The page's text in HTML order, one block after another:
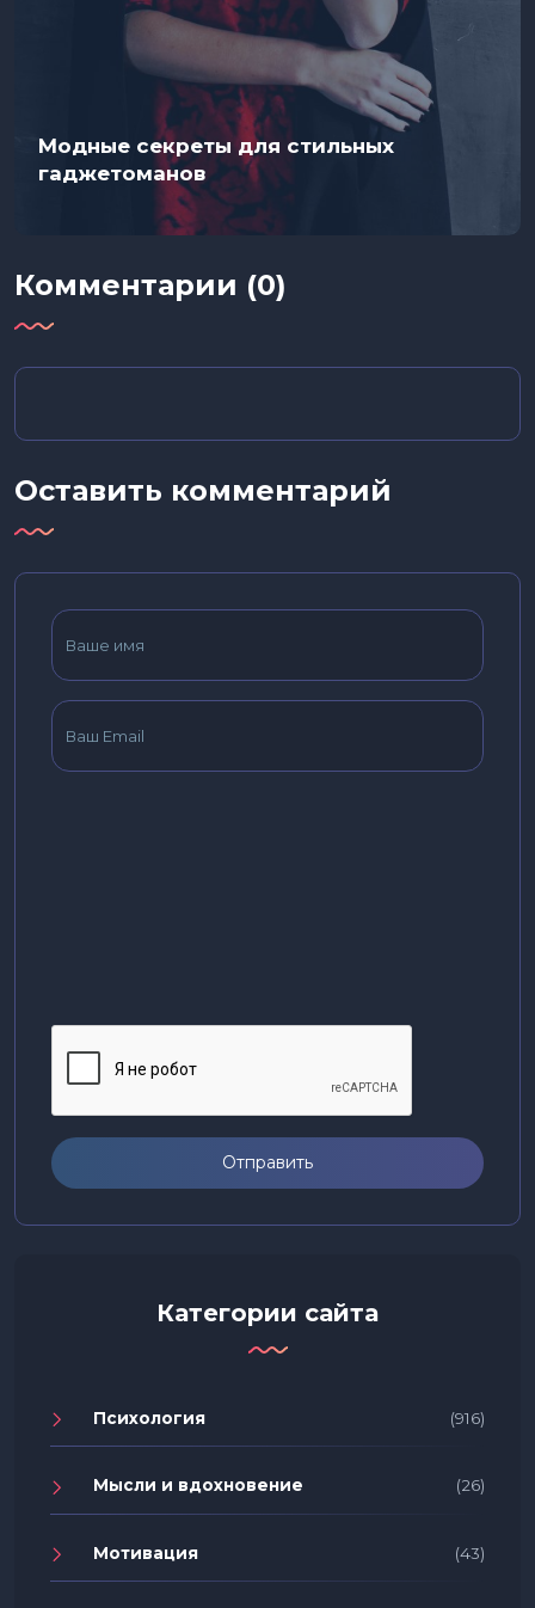
Модные секреты для стильных
гаджетоманов
Комментарии (0)
Оставить комментарий
Отправить
Категории сайта
Психология (916)
Мысли и вдохновение (26)
Мотивация (43)